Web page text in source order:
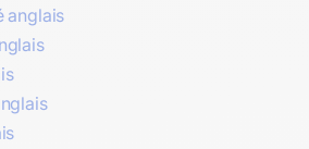
anglais